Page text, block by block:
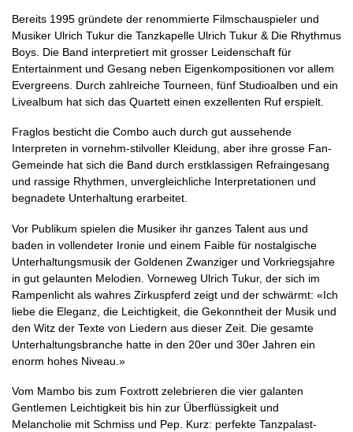
Bereits 1995 gründete der renommierte Filmschauspieler und
Musiker Ulrich Tukur die Tanzkapelle Ulrich Tukur & Die Rhythmus
Boys. Die Band interpretiert mit grosser Leidenschaft für
Entertainment und Gesang neben Eigenkompositionen vor allem
Evergreens. Durch zahlreiche Tourneen, fünf Studioalben und ein
Livealbum hat sich das Quartett einen exzellenten Ruf erspielt.
Fraglos besticht die Combo auch durch gut aussehende
Interpreten in vornehm-stilvoller Kleidung, aber ihre grosse Fan-
Gemeinde hat sich die Band durch erstklassigen Refrain­gesang
und rassige Rhythmen, unvergleichliche Interpretationen und
begnadete Unterhaltung erarbeitet.
Vor Publikum spielen die Musiker ihr ganzes Talent aus und
baden in vollendeter Ironie und einem Faible für nostalgische
Unterhaltungsmusik der Goldenen Zwanziger und Vorkriegsjahre
in gut gelaunten Melodien. Vorneweg Ulrich Tukur, der sich im
Rampenlicht als wahres Zirkuspferd zeigt und der schwärmt: «Ich
liebe die Eleganz, die Leichtigkeit, die Gekonntheit der Musik und
den Witz der Texte von Liedern aus dieser Zeit. Die gesamte
Unterhaltungsbranche hatte in den 20er und 30er Jahren ein
enorm hohes Niveau.»
Vom Mambo bis zum Foxtrott zelebrieren die vier galanten
Gentlemen Leichtigkeit bis hin zur Überflüssigkeit und
Melancholie mit Schmiss und Pep. Kurz: perfekte Tanzpalast-